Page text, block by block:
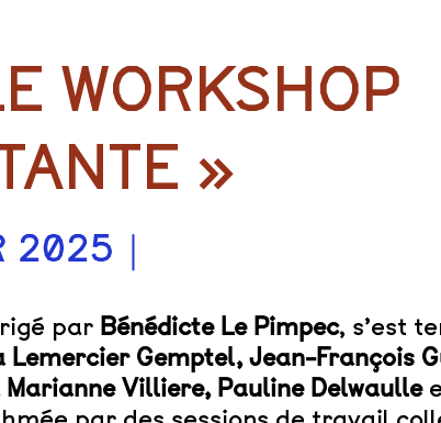
WORKSHOP
»
2025｜
par Bénédicte Le Pimpec, s’est
Lemercier Gemptel, Jean-François
Villiere, Pauline Delwaulle